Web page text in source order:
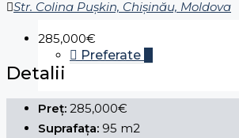
Preferate
Str. Colina Pușkin, Chișinău, Moldova
285,000€
Detalii
Preț: 285,000€
Suprafața: 95 m2